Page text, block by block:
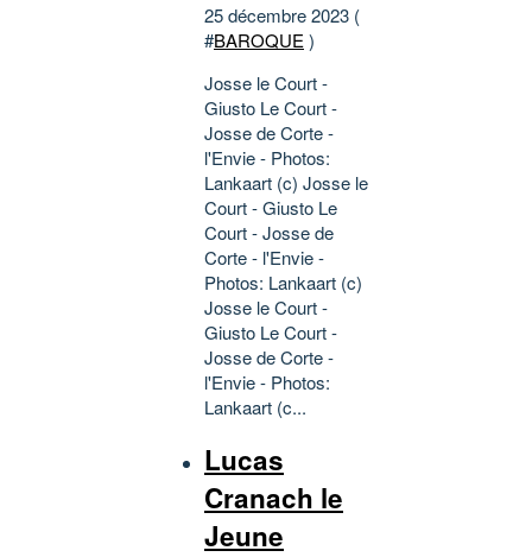
25 décembre 2023 (
#BAROQUE )
Josse le Court -
Giusto Le Court -
Josse de Corte -
l'Envie - Photos:
Lankaart (c) Josse le
Court - Giusto Le
Court - Josse de
Corte - l'Envie -
Photos: Lankaart (c)
Josse le Court -
Giusto Le Court -
Josse de Corte -
l'Envie - Photos:
Lankaart (c...
Lucas
Cranach le
Jeune